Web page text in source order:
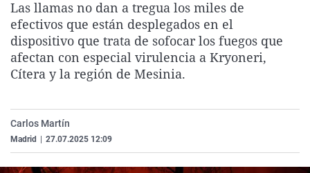
La rosa de los vientos
Gente viajera
Como el perro y el
Caso
Retornados
Equipo de
Extremadura
Galicia
La Rioja
País Vasco
Virales
Televisión
Elecciones
Las llamas no dan a tregua los miles de
efectivos que están desplegados en el
dispositivo que trata de sofocar los fuegos que
afectan con especial virulencia a Kryoneri,
Cítera y la región de Mesinia.
Carlos Martín
Madrid 27.07.2025 12:09